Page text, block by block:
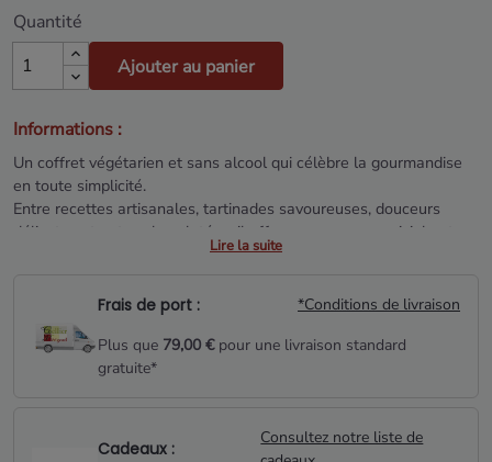
Quantité
Ajouter au panier
Informations :
Un coffret végétarien et sans alcool qui célèbre la gourmandise
en toute simplicité.
Entre recettes artisanales, tartinades savoureuses, douceurs
délicates et notes chocolatées, il offre une pause conviviale et
Une composition accessible et généreuse, idéale pour partager
un moment chaleureux pendant les fêtes.
Lire la suite
Frais de port :
*Conditions de livraison
Plus que 79,00 €pour une livraison standard
gratuite*
Cadeaux :
Consultez notre liste de